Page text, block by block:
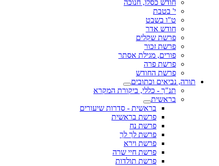
חודש כסלו, חנוכה
י' בטבת
ט"ו בשבט
חודש אדר
פרשת שקלים
פרשת זכור
פורים, מגילת אסתר
פרשת פרה
פרשת החודש
תורה, נביאים וכתובים
תנ"ך - כללי, ביקורת המקרא
בראשית
בראשית - סדרות שיעורים
פרשת בראשית
פרשת נח
פרשת לך לך
פרשת וירא
פרשת חיי שרה
פרשת תולדות